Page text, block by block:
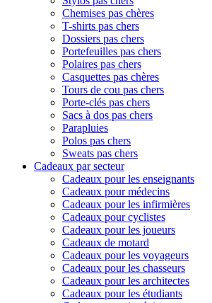
Chemises pas chères
T-shirts pas chers
Dossiers pas chers
Portefeuilles pas chers
Polaires pas chers
Casquettes pas chères
Tours de cou pas chers
Porte-clés pas chers
Sacs à dos pas chers
Parapluies
Polos pas chers
Sweats pas chers
Cadeaux par secteur
Cadeaux pour les enseignants
Cadeaux pour médecins
Cadeaux pour les infirmières
Cadeaux pour cyclistes
Cadeaux pour les joueurs
Cadeaux de motard
Cadeaux pour les voyageurs
Cadeaux pour les chasseurs
Cadeaux pour les architectes
Cadeaux pour les étudiants